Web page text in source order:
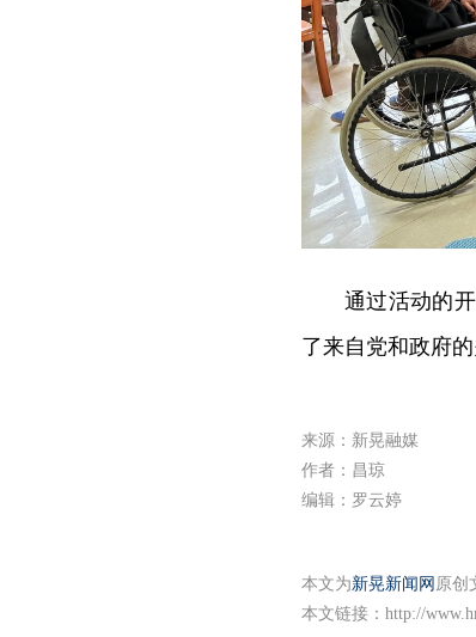
通过活动的
了来自党和政府
来源：新晃融媒
作者：昌琼
编辑：罗云婷
本文为新晃新闻网 原创
本文链接： http://